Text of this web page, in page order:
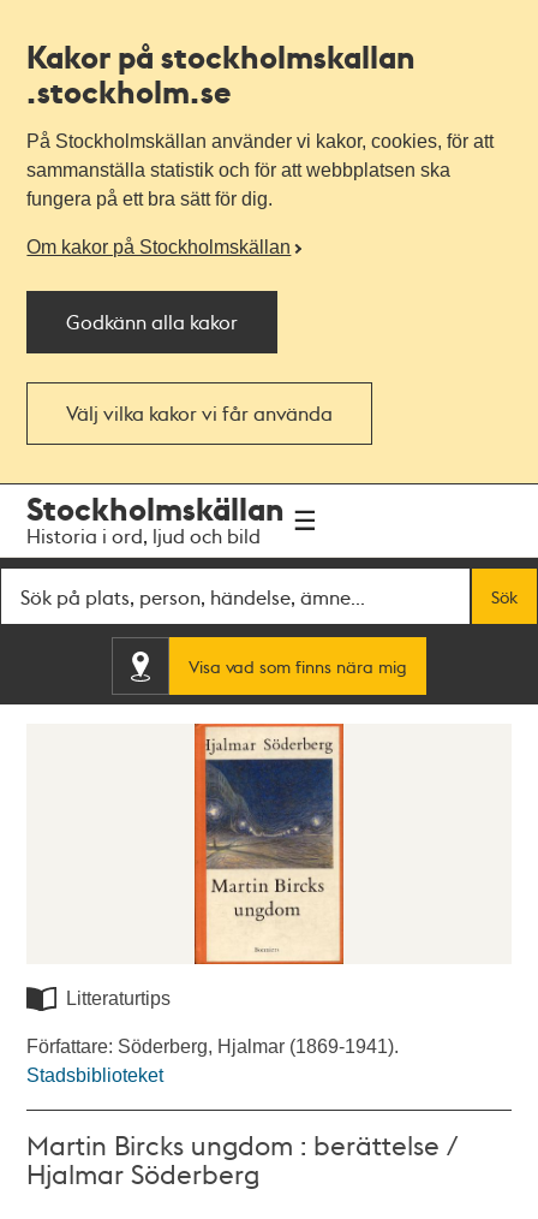
Kakor på stockholmskallan
.stockholm.se
På Stockholmskällan använder vi kakor, cookies, för att
sammanställa statistik och för att webbplatsen ska
fungera på ett bra sätt för dig.
Om kakor på Stockholmskällan
Godkänn alla kakor
Välj vilka kakor vi får använda
navigationen
huvudinnehållet
Stockholmskällan
Historia i ord, ljud och bild
Sök
Visa vad som finns nära mig
Litteraturtips
Författare: Söderberg, Hjalmar (1869-1941).
Stadsbiblioteket
Martin Bircks ungdom : berättelse /
Hjalmar Söderberg